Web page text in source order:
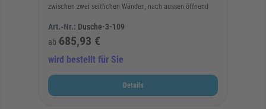
zwischen zwei seitlichen Wänden, nach aussen öffnend
Art.-Nr.: Dusche-3-109
ab 685,93 €
wird bestellt für Sie
Details